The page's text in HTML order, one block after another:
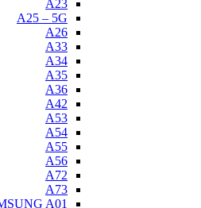
A23
A25 – 5G
A26
A33
A34
A35
A36
A42
A53
A54
A55
A56
A72
A73
A01